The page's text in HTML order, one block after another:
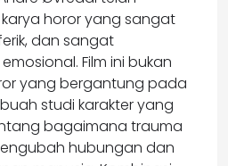
horor yang sangat
dan sangat
Film ini bukan
yang bergantung pada
studi karakter yang
bagaimana trauma
hubungan dan